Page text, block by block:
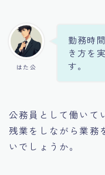
はた公
勤務時
き方を
す。
公務員として働いて
残業をしながら業務
いでしょうか。